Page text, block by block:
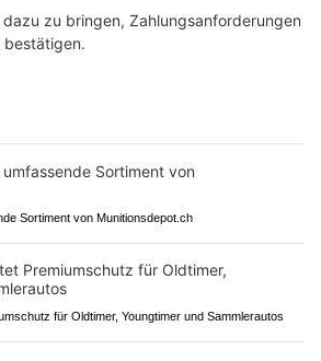
zu bringen, Zahlungsanforderungen
bestätigen.
Sortiment von Munitionsdepot.ch
für Oldtimer, Youngtimer und Sammlerautos